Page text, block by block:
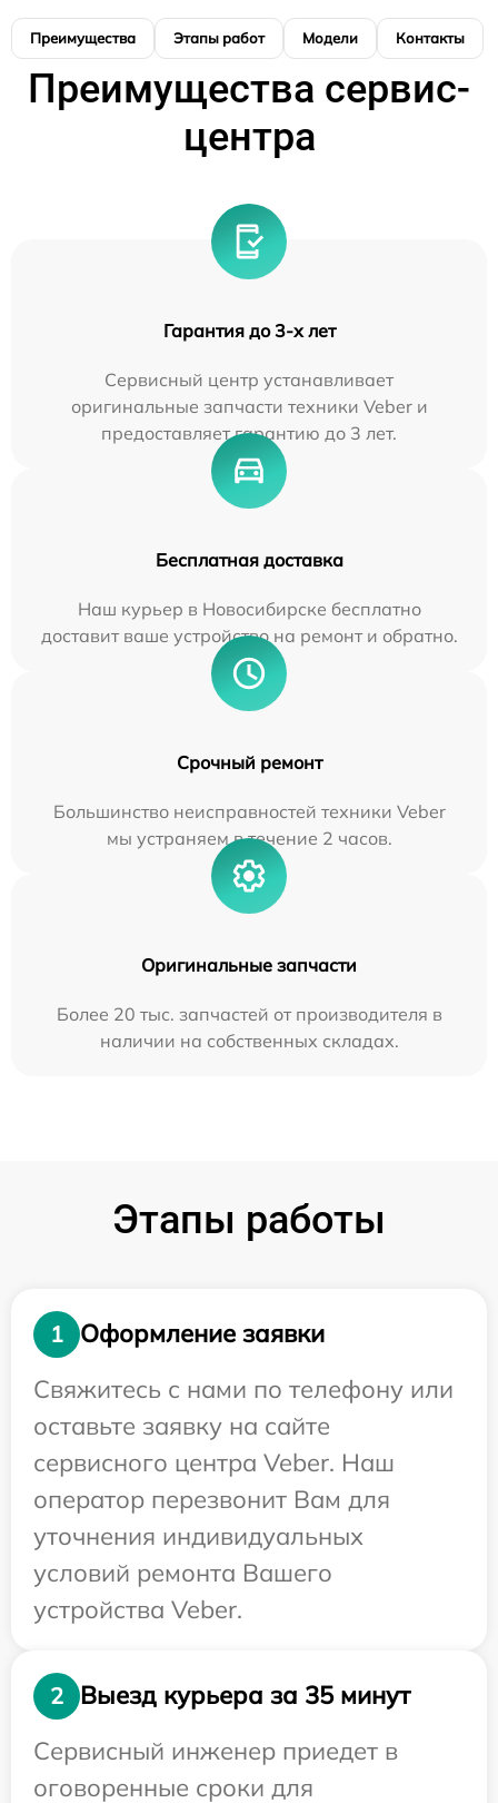
Преимущества Этапы работ Модели Контакты
Преимущества сервис-
центра
Гарантия до 3-х лет
Сервисный центр устанавливает
оригинальные запчасти техники Veber и
предоставляет гарантию до 3 лет.
Бесплатная доставка
Наш курьер в Новосибирске бесплатно
доставит ваше устройство на ремонт и обратно.
Срочный ремонт
Большинство неисправностей техники Veber
мы устраняем в течение 2 часов.
Оригинальные запчасти
Более 20 тыс. запчастей от производителя в
наличии на собственных складах.
Этапы работы
1
Оформление заявки
Свяжитесь с нами по телефону или
оставьте заявку на сайте
сервисного центра Veber. Наш
оператор перезвонит Вам для
уточнения индивидуальных
условий ремонта Вашего
устройства Veber.
2
Выезд курьера за 35 минут
Сервисный инженер приедет в
оговоренные сроки для